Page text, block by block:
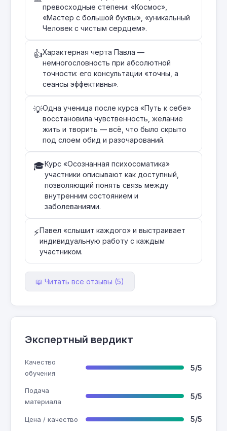
превосходные степени: «Космос»,
«Мастер с большой буквы», «уникальный
Человек с чистым сердцем».
👍Характерная черта Павла —
немногословность при абсолютной
точности: его консультации «точны, а
сеансы эффективны».
💡Одна ученица после курса «Путь к себе»
восстановила чувственность, желание
жить и творить — всё, что было скрыто
под слоем обид и разочарований.
🎓Курс «Осознанная психосоматика»
участники описывают как доступный,
позволяющий понять связь между
внутренним состоянием и
заболеваниями.
⚡Павел «слышит каждого» и выстраивает
индивидуальную работу с каждым
участником.
📖 Читать все отзывы (5)
Экспертный вердикт
Качество
обучения
5/5
Подача
материала
5/5
Цена / качество 5/5